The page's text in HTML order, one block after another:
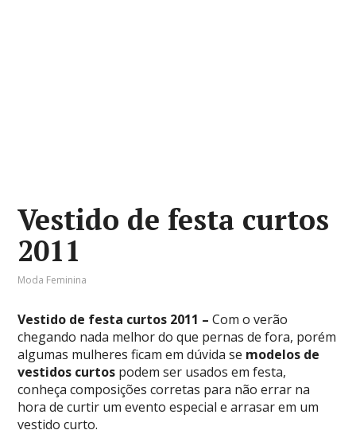
Vestido de festa curtos
2011
Moda Feminina
Vestido de festa curtos 2011 –Com o verão
chegando nada melhor do que pernas de fora, porém
algumas mulheres ficam em dúvida se modelos de
vestidos curtos podem ser usados em festa,
conheça composições corretas para não errar na
hora de curtir um evento especial e arrasar em um
vestido curto.